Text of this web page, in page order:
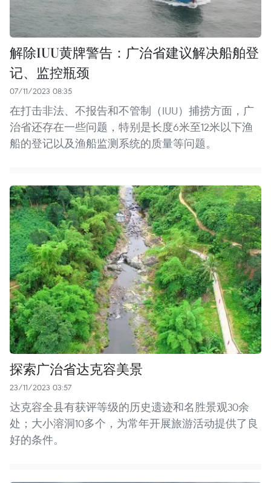
解除IUU黄牌警告：广治省建议解决船舶登
记、监控瓶颈
07/11/2023 08:35
在打击非法、不报告和不管制（IUU）捕捞方面，广
治省还存在一些问题，特别是长度6米至12米以下渔
船的登记以及渔船监测系统的质量等问题。
探索广治省达克容美景
23/11/2023 03:57
达克容全县有获评等级的历史遗迹和名胜景观30余
处；大小溶洞10多个，为常年开展旅游活动提供了良
好的条件。